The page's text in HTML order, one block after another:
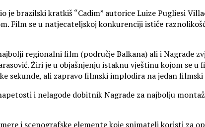
je brazilski kratkiš “Cadim” autorice Luize Pugliesi
Film se u natjecateljskoj konkurenciji ističe
regionalni film (područje Balkana) ali i Nagrade
Žiri je u objašnjenju istaknu vještinu kojom
sekunde, ali zapravo filmski implodira na jedan filmski
i nelagode dobitnik Nagrade za najbolju
i scenografske elemente koje snimatelj koristi za